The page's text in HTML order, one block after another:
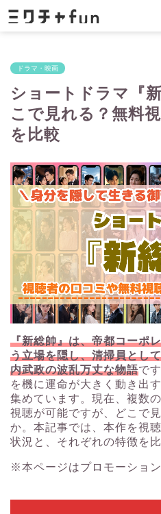
ドラマ・映画
ショートドラマ『
こで見れる？無料
を比較
『新総帥』は、帝都コーポ
う立場を隠し、清掃員とし
内武政の波乱万丈な物語で
を機に運命が大きく動き出
集めています。現在、複数
視聴が可能ですが、どこで
か。本記事では、本作を視
状況と、それぞれの特徴を
※本ページはプロモーション